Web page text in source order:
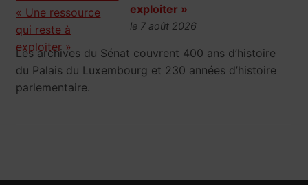
exploiter »
le 7 août 2026
Les archives du Sénat couvrent 400 ans d’histoire
du Palais du Luxembourg et 230 années d’histoire
parlementaire.